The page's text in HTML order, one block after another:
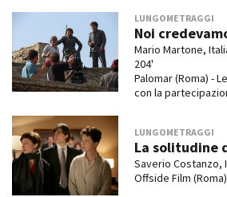
LUNGOMETRAGGI
Noi
Mario Martone,
204'
Palomar (Roma) -
con la
LUNGOMETRAGGI
La solitudine
Saverio Costanzo,
Offside Film (Roma)